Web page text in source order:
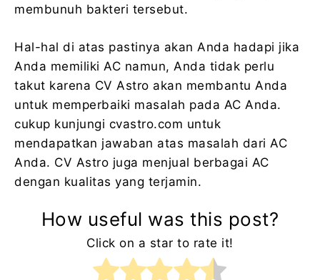
membunuh bakteri tersebut.
Hal-hal di atas pastinya akan Anda hadapi jika
Anda memiliki AC namun, Anda tidak perlu
takut karena CV Astro akan membantu Anda
untuk memperbaiki masalah pada AC Anda.
cukup kunjungi cvastro.com untuk
mendapatkan jawaban atas masalah dari AC
Anda. CV Astro juga menjual berbagai AC
dengan kualitas yang terjamin.
How useful was this post?
Click on a star to rate it!